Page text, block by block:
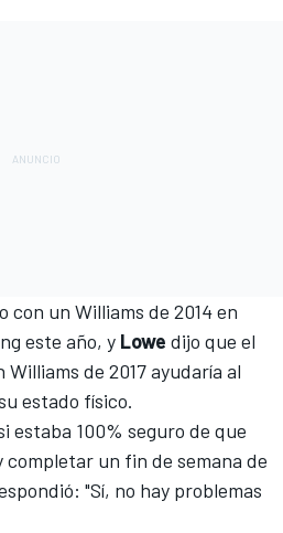
con un Williams de 2014 en
este año, y Lowe dijo que el
de 2017 ayudaría al
estado físico.
estaba 100% seguro de que
un fin de semana de
"Sí, no hay problemas